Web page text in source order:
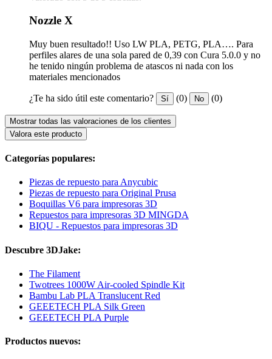
Nozzle X
Muy buen resultado!! Uso LW PLA, PETG, PLA…. Para
perfiles alares de una sola pared de 0,39 con Cura 5.0.0 y no
he tenido ningún problema de atascos ni nada con los
materiales mencionados
¿Te ha sido útil este comentario? Sí (0) No (0)
Mostrar todas las valoraciones de los clientes
Valora este producto
Categorías populares:
Piezas de repuesto para Anycubic
Piezas de repuesto para Original Prusa
Boquillas V6 para impresoras 3D
Repuestos para impresoras 3D MINGDA
BIQU - Repuestos para impresoras 3D
Descubre 3DJake:
The Filament
Twotrees 1000W Air-cooled Spindle Kit
Bambu Lab PLA Translucent Red
GEEETECH PLA Silk Green
GEEETECH PLA Purple
Productos nuevos: